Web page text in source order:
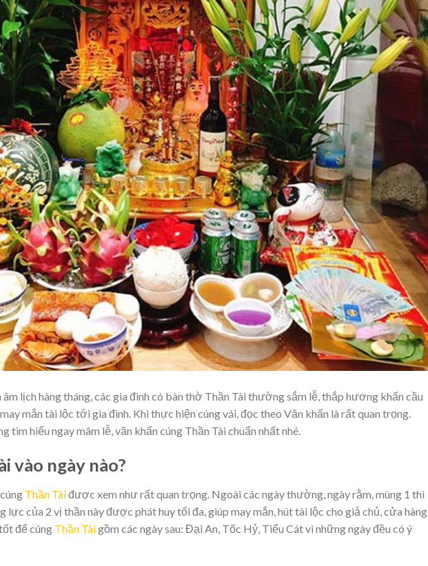
âm lịch hàng tháng, các gia đình có bàn thờ Thần Tài thường sắm lễ, thắp hương khấn cầu
mắn tài lộc tới gia đình. Khi thực hiện cúng vái, đọc theo Văn khấn là rất quan trọng.
tìm hiểu ngay mâm lễ, văn khấn cúng Thần Tài chuẩn nhất nhé.
vào ngày nào?
Thần Tàiđược xem như rất quan trọng. Ngoài các ngày thường, ngày rằm, mùng 1 thì
lực của 2 vị thần này được phát huy tối đa, giúp may mắn, hút tài lộc cho giả chủ, cửa hàng
để cúng Thần Tàigồm các ngày sau: Đại An, Tốc Hỷ, Tiểu Cát vì những ngày đều có ý